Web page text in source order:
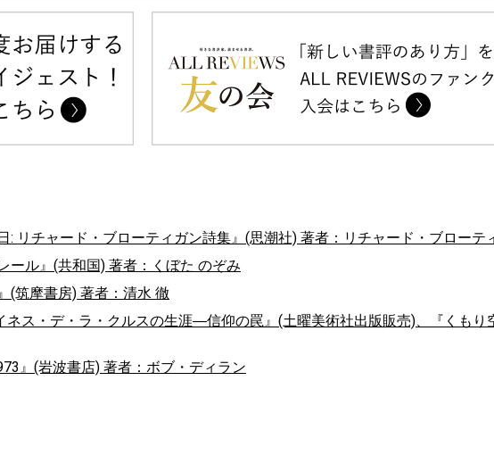
: リチャード・ブローティガン詩集』(思潮社) 著者：リチャード・ブローテ
ール』(共和国) 著者：くぼた のぞみ
(筑摩書房) 著者：清水 徹
ネス・デ・ラ・クルスの生涯―信仰の罠』(土曜美術社出版販売)、『くもり
』(岩波書店) 著者：ボブ・ディラン